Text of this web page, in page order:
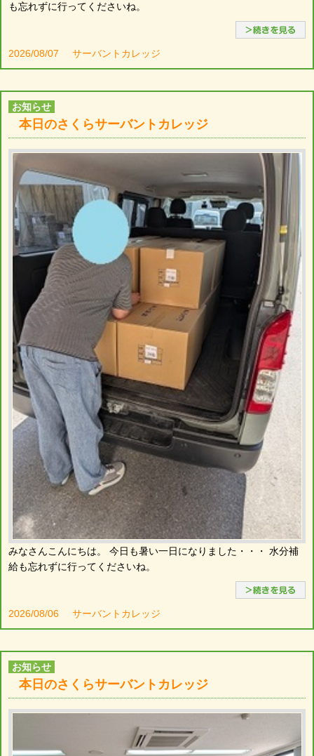
も忘れずに行ってくださいね。
2026/08/07 サーバントカレッジ
お知らせ
本日のさくらサーバントカレッジ
みなさんこんにちは。 今日も暑い一日になりました・・・ 水分補
給も忘れずに行ってくださいね。
2026/08/06 サーバントカレッジ
お知らせ
本日のさくらサーバントカレッジ